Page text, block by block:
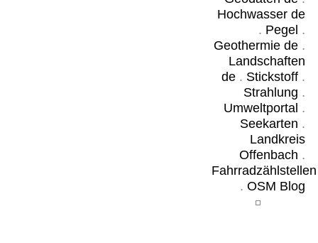
Hochwasser de
. Pegel .
Geothermie de.
Landschaften
de. Stickstoff.
Strahlung .
Umweltportal .
Seekarten .
Landkreis
Offenbach .
Fahrradzählstellen
. OSM Blog